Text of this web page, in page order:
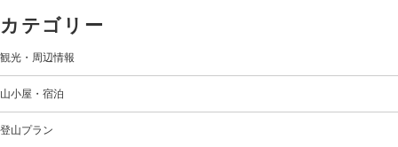
カテゴリー
観光・周辺情報
山小屋・宿泊
登山プラン